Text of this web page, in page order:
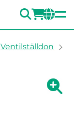
SÖK
Ventilställdon
Visa